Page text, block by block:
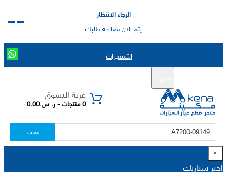
الرجاء الانتظار
يتم الان معالجة طلبك
التسعيرات
عربة التسوق
0 منتجات - ر. س.0.00
بحث
×
اختر سيارتك